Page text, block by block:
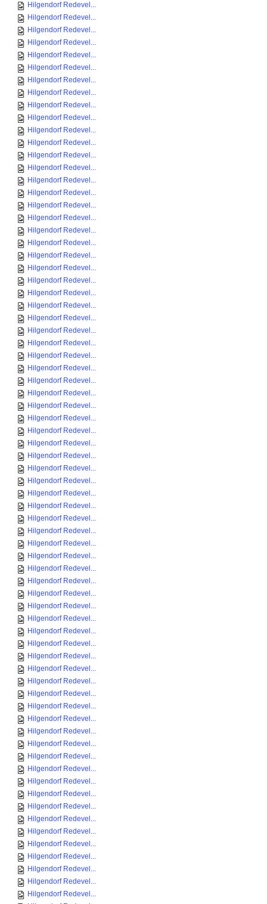
Hilgendorf Redevel...
Hilgendorf Redevel...
Hilgendorf Redevel...
Hilgendorf Redevel...
Hilgendorf Redevel...
Hilgendorf Redevel...
Hilgendorf Redevel...
Hilgendorf Redevel...
Hilgendorf Redevel...
Hilgendorf Redevel...
Hilgendorf Redevel...
Hilgendorf Redevel...
Hilgendorf Redevel...
Hilgendorf Redevel...
Hilgendorf Redevel...
Hilgendorf Redevel...
Hilgendorf Redevel...
Hilgendorf Redevel...
Hilgendorf Redevel...
Hilgendorf Redevel...
Hilgendorf Redevel...
Hilgendorf Redevel...
Hilgendorf Redevel...
Hilgendorf Redevel...
Hilgendorf Redevel...
Hilgendorf Redevel...
Hilgendorf Redevel...
Hilgendorf Redevel...
Hilgendorf Redevel...
Hilgendorf Redevel...
Hilgendorf Redevel...
Hilgendorf Redevel...
Hilgendorf Redevel...
Hilgendorf Redevel...
Hilgendorf Redevel...
Hilgendorf Redevel...
Hilgendorf Redevel...
Hilgendorf Redevel...
Hilgendorf Redevel...
Hilgendorf Redevel...
Hilgendorf Redevel...
Hilgendorf Redevel...
Hilgendorf Redevel...
Hilgendorf Redevel...
Hilgendorf Redevel...
Hilgendorf Redevel...
Hilgendorf Redevel...
Hilgendorf Redevel...
Hilgendorf Redevel...
Hilgendorf Redevel...
Hilgendorf Redevel...
Hilgendorf Redevel...
Hilgendorf Redevel...
Hilgendorf Redevel...
Hilgendorf Redevel...
Hilgendorf Redevel...
Hilgendorf Redevel...
Hilgendorf Redevel...
Hilgendorf Redevel...
Hilgendorf Redevel...
Hilgendorf Redevel...
Hilgendorf Redevel...
Hilgendorf Redevel...
Hilgendorf Redevel...
Hilgendorf Redevel...
Hilgendorf Redevel...
Hilgendorf Redevel...
Hilgendorf Redevel...
Hilgendorf Redevel...
Hilgendorf Redevel...
Hilgendorf Redevel...
Hilgendorf Redevel...